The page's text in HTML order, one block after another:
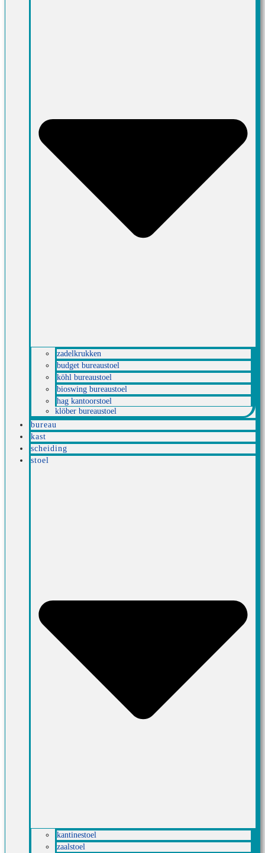
zadelkrukken
budget bureaustoel
köhl bureaustoel
bioswing bureaustoel
hag kantoorstoel
klöber bureaustoel
bureau
kast
scheiding
stoel
kantinestoel
zaalstoel